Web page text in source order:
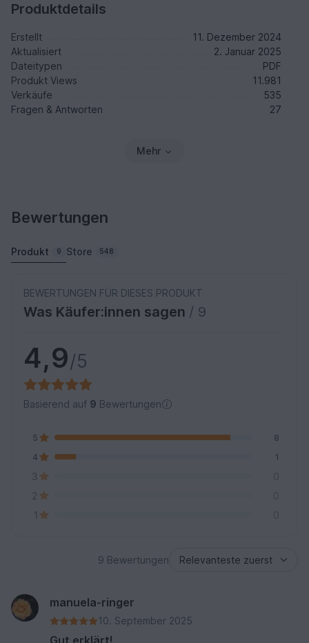
Produktdetails
Erstellt
11. Dezember 2024
Aktualisiert
2. Januar 2025
Dateitypen
PDF
Produkt Views
11.981
Verkäufe
535
Fragen & Antworten
27
Mehr
Bewertungen
Produkt 9 Store 548
BEWERTUNGEN FÜR DIESES PRODUKT
Was Käufer:innen sagen / 9
4,9/5
Basierend auf 9 Bewertungen
5
8
4
1
3
0
2
0
1
0
9 Bewertungen
manuela-ringer
10. September 2025